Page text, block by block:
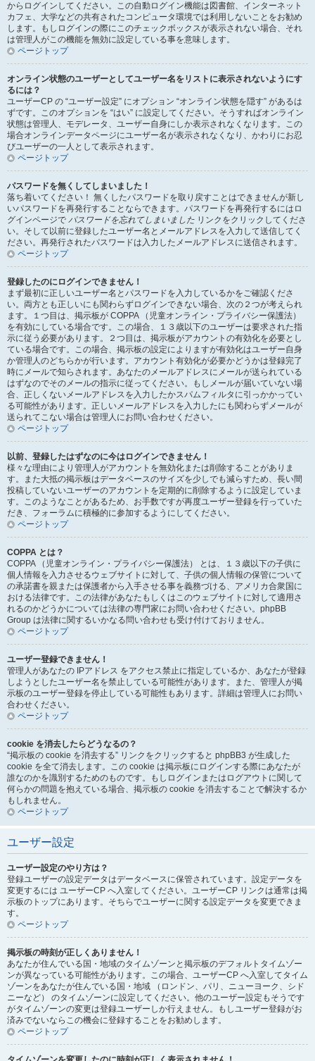
からログインしてください。この自動ログイン機能は図書館、インターネット
カフェ、大学などの共有されたコンピュータ環境では利用しないことをお勧め
します。もしログインの際にこのチェックボックスが表示されない場合、それ
は管理人がこの機能を無効に設定している事を意味します。
ページトップ
オンライン状態のユーザーとしてユーザー名をリストに表示されないようにす
るには？
ユーザーCP の “ユーザー設定” にオプション “オンライン状態を隠す” があるは
ずです。このオプションを “はい” に設定してください。そうすればオンライン
状態は管理人、モデレータ、ユーザー自身にしか表示されなくなります。この
場合オンラインデータページにユーザー名が表示されなくなり、かわりにお忍
びユーザーの一人として表示されます。
ページトップ
パスワードを無くしてしまいました！
落ち着いてください！ 無くしたパスワードを取り戻すことはできませんが新し
いパスワードを再発行することならできます。パスワードを再発行するにはロ
グインページで パスワードを忘れてしまいました リンクをクリックしてくださ
い。そして以前に登録したユーザー名とメールアドレスを入力して送信してく
ださい。再発行されたパスワードは入力したメールアドレスに送信されます。
ページトップ
登録したのにログインできません！
まず最初に正しいユーザー名とパスワードを入力しているかをご確認くださ
い。両方とも正しいにも関わらずログインできない場合、次の２つが考えられ
ます。１つ目は、掲示板が COPPA （児童オンライン・プライバシー保護法）
を有効にしている場合です。この場合、１３歳以下のユーザーは要求された指
示に従う必要があります。２つ目は、掲示板がアカウントの有効化を必要とし
ている場合です。この場合、掲示板の設定によりますが有効化はユーザー自身
か管理人のどちらかが行います。アカウント有効化が必要かどうかは登録完了
時にメールで知らされます。あなたのメールアドレスにメールが送られている
はずなのでそのメールの指示に従ってください。もしメールが届いていない場
合、正しくないメールアドレスを入力したかスパムフィルタに引っかかってい
る可能性があります。正しいメールアドレスを入力したにも関わらずメールが
送られてこない場合は管理人にお問い合わせください。
ページトップ
以前、登録したはずなのに今はログインできません！
様々な理由により管理人がアカウントを無効化または削除することがありま
す。また大抵の掲示板はデータベースのサイズを少しでも減らすため、長い間
投稿していないユーザーのアカウントを定期的に削除するように設定していま
す。このようなことがあるため、お手数ですが再度ユーザー登録を行っていた
だき、フォーラムに積極的に参加するようにしてください。
ページトップ
COPPA とは？
COPPA （児童オンライン・プライバシー保護法） とは、１３歳以下の子供に
個人情報を入力させるウェブサイトに対して、子供の個人情報の保管について
の承諾書を親または保護者から入手させる事を義務づける、アメリカ合衆国に
おける法律です。この法律があなたもしくはこのウェブサイトに対して適用さ
れるのかどうかについては法律の専門家にお問い合わせください。phpBB
Group は法律に関するいかなる問い合わせも受け付けておりません。
ページトップ
ユーザー登録できません！
管理人があなたの IPアドレス をアクセス禁止に指定しているか、あなたが登録
しようとしたユーザー名を禁止している可能性があります。また、管理人が掲
示板のユーザー登録を停止している可能性もあります。詳細は管理人にお問い
合わせください。
ページトップ
cookie を消去したらどうなるの？
“掲示板の cookie を消去する” リンクをクリックすると phpBB3 が生成した
cookie を全て消去します。この cookie は掲示板にログインする際にあなたが
誰なのかを識別するためのものです。もしログインまたはログアウトに関して
何らかの問題を抱えている場合、掲示板の cookie を消去することで解決するか
もしれません。
ページトップ
ユーザー設定
ユーザー設定のやり方は？
登録ユーザーの設定データはデータベースに保管されています。設定データを
変更するには ユーザーCP へ入室してください。ユーザーCP リンクは通常は掲
示板のトップにあります。そちらでユーザーに関する設定データを変更できま
す。
ページトップ
掲示板の時刻が正しくありません！
あなたが住んでいる国・地域のタイムゾーンと掲示板のデフォルトタイムゾー
ンが異なっている可能性があります。この場合、ユーザーCP へ入室してタイム
ゾーンをあなたが住んでいる国・地域 （ロンドン、パリ、ニューヨーク、シド
ニーなど） のタイムゾーンに設定してください。他のユーザー設定もそうです
がタイムゾーンの変更は登録ユーザーしか行えません。もしユーザー登録がお
済みでないならこの機会に登録することをお勧めします。
ページトップ